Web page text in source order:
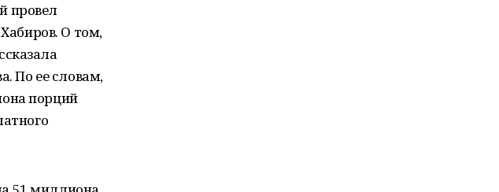
провел
О том,
По ее словам,
порций